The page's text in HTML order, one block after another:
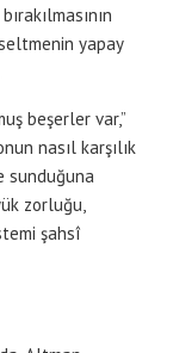
yapay
beşerler var,”
nasıl karşılık
sunduğuna
zorluğu,
şahsî